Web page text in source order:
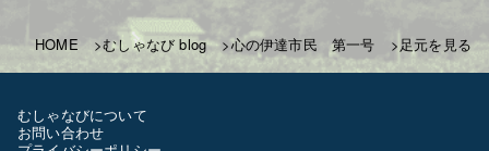
HOME むしゃなび blog 心の伊達市民 第一号 足元を見る
むしゃなびについて
お問い合わせ